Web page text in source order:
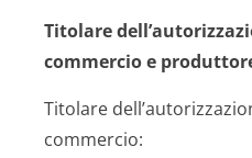
Titolare
commercio e
Titolare
commercio: